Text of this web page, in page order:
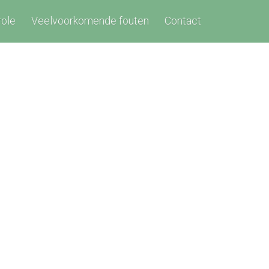
Veelvoorkomende fouten Contact